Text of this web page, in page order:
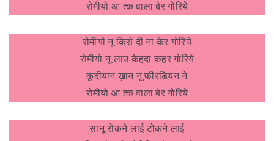
रोमीयो आ त्क वाला बेर गोरिये
रोमीयो नू किसे दी ना केर गोरिये
रोमीयो नू लाउ केहदा कहर गोरिये
कूदीयान ख़ान नू फीरडियन ने
रोमीयो आ त्क वाला बेर गोरिये
सानू रोकने लाई टोकने लाई